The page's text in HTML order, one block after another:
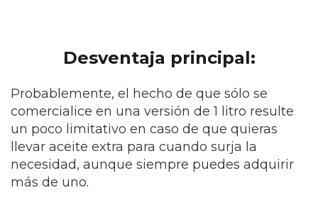
Desventaja principal:
Probablemente, el hecho de que sólo se
comercialice en una versión de 1 litro resulte
un poco limitativo en caso de que quieras
llevar aceite extra para cuando surja la
necesidad, aunque siempre puedes adquirir
más de uno.